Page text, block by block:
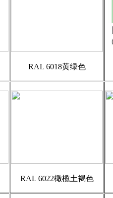
RAL 6018黄绿色
RAL 6022橄榄土褐色